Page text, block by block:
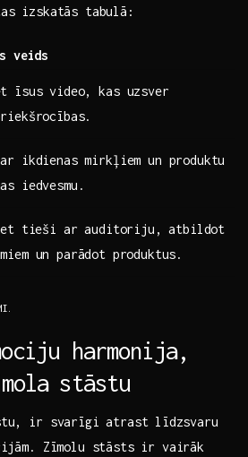
izskatās tabulā:
veids
īsus video, ‌kas uzsver
ikdienas mirkļiem un produktu
iedvesmu.
tieši ar auditoriju, atbildot
un parādot ⁣produktus.
harmonija,
⁣stāstu
ir svarīgi atrast⁢ līdzsvaru
Zīmolu stāsts ir vairāk